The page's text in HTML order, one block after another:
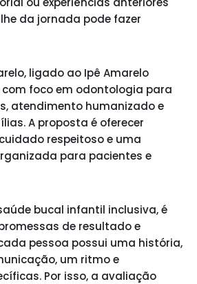
da jornada pode fazer
ligado ao Ipê Amarelo
foco em odontologia para
atendimento humanizado e
A proposta é oferecer
respeitoso e uma
para pacientes e
bucal infantil inclusiva, é
de resultado e
pessoa possui uma história,
um ritmo e
Por isso, a avaliação